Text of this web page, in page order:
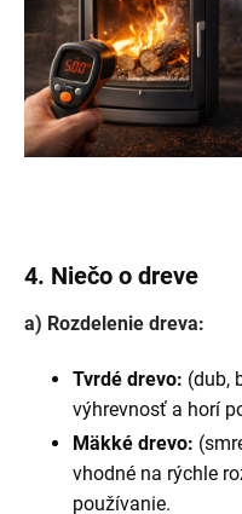
4. Niečo o dreve
a) Rozdelenie dreva:
Tvrdé drevo: (dub,
výhrevnosť a horí
Mäkké drevo:
vhodné na rýchle
používanie.